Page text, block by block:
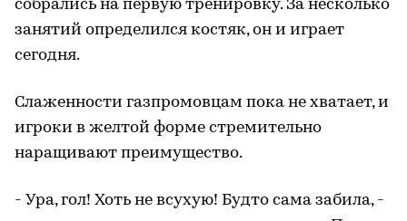
собрались на первую тренировку. За несколько
занятий определился костяк, он и играет
сегодня.
Слаженности газпромовцам пока не хватает, и
игроки в желтой форме стремительно
наращивают преимущество.
- Ура, гол! Хоть не всухую! Будто сама забила, -